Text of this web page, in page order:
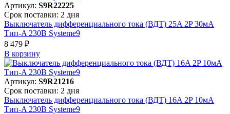
Артикул: S9R22225
Срок поставки: 2 дня
Выключатель дифференциального тока (ВДТ) 25A 2P 30мА
Тип-A 230В Systeme9
8 479 ₽
В корзинy
Артикул: S9R21216
Срок поставки: 2 дня
Выключатель дифференциального тока (ВДТ) 16A 2P 10мА
Тип-A 230В Systeme9